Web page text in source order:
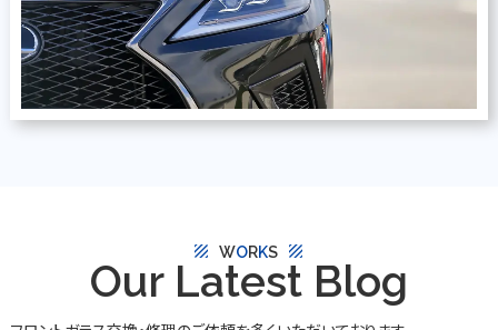
texture WORKS texture
Our Latest Blog